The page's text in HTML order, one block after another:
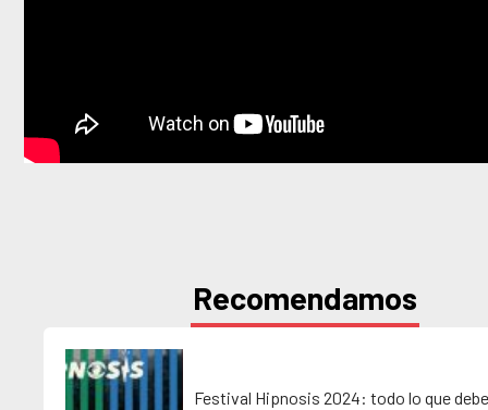
Recomendamos
Festival Hipnosis 2024: todo lo que